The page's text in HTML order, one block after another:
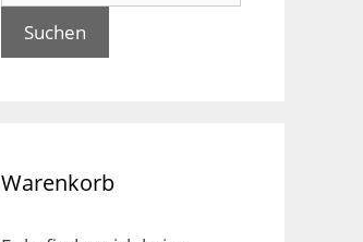
Suchen
Warenkorb